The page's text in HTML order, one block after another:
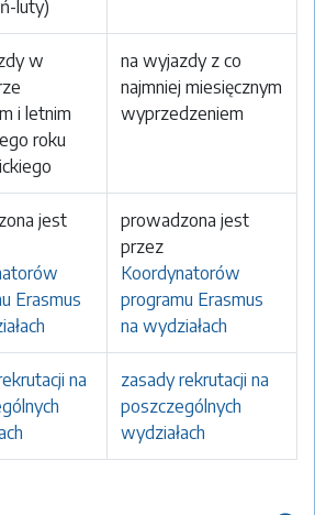
luty)
w
i letnim
roku
na wyjazdy z co
najmniej miesięcznym
wyprzedzeniem
jest
Erasmus
prowadzona jest
przez
Koordynatorów
programu Erasmus
na wydziałach
na
zasady rekrutacji na
poszczególnych
wydziałach